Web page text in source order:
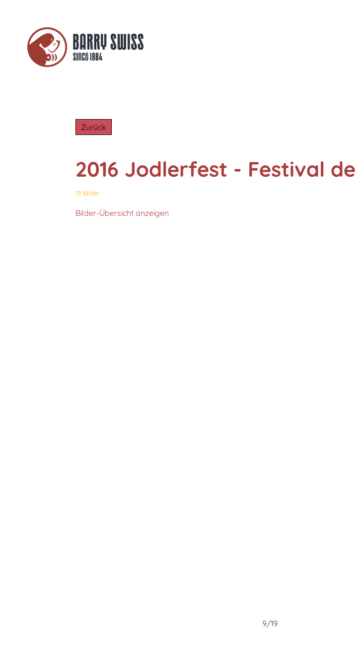
Zurück
2016 Jodlerfest - Festival
19 Bilder
Bilder-Übersicht anzeigen